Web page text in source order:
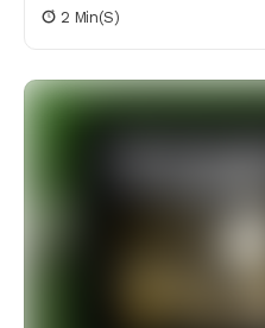
2 Min(s)